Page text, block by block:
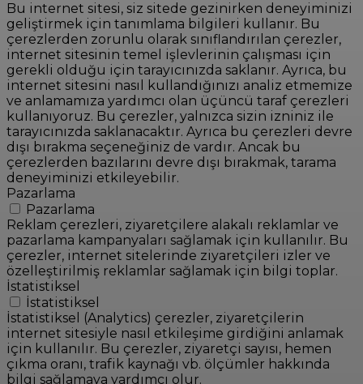
Bu internet sitesi, siz sitede gezinirken deneyiminizi
geliştirmek için tanımlama bilgileri kullanır. Bu
çerezlerden zorunlu olarak sınıflandırılan çerezler,
internet sitesinin temel işlevlerinin çalışması için
gerekli olduğu için tarayıcınızda saklanır. Ayrıca, bu
internet sitesini nasıl kullandığınızı analiz etmemize
ve anlamamıza yardımcı olan üçüncü taraf çerezleri
kullanıyoruz. Bu çerezler, yalnızca sizin izniniz ile
tarayıcınızda saklanacaktır. Ayrıca bu çerezleri devre
dışı bırakma seçeneğiniz de vardır. Ancak bu
çerezlerden bazılarını devre dışı bırakmak, tarama
deneyiminizi etkileyebilir.
Pazarlama
Pazarlama
Reklam çerezleri, ziyaretçilere alakalı reklamlar ve
pazarlama kampanyaları sağlamak için kullanılır. Bu
çerezler, internet sitelerinde ziyaretçileri izler ve
özelleştirilmiş reklamlar sağlamak için bilgi toplar.
İstatistiksel
İstatistiksel
İstatistiksel (Analytics) çerezler, ziyaretçilerin
internet sitesiyle nasıl etkileşime girdiğini anlamak
için kullanılır. Bu çerezler, ziyaretçi sayısı, hemen
çıkma oranı, trafik kaynağı vb. ölçümler hakkında
bilgi sağlamaya yardımcı olur.